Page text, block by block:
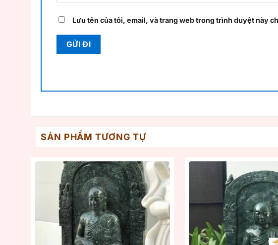
Lưu tên của tôi, email, và trang web trong trình duyệt này
SẢN PHẨM TƯƠNG TỰ